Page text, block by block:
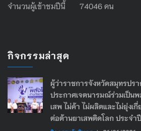
จำนวนผู้เข้าชมปีนี้ 74046 คน
กิจกรรมล่าสุด
ผู้ว่าราชการจังหวัดสมุทรปร
ประกาศเจตนารมณ์ร่วมเป็น
เสพ ไม่ค้า ไม่ผลิตและไม่ยุ่งเ
ต่อต้านยาเสพติดโลก ประจำ